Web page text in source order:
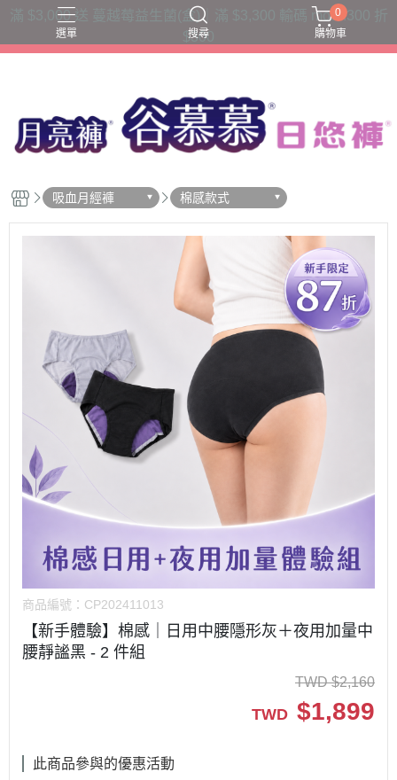
選單 搜尋
三片衛生棉吸收量 六片衛生棉吸收量 夜用款
護墊內褲
0
購物車
吸血月經褲 棉感款式
商品編號： CP202411013
【新手體驗】棉感｜日用中腰隱形灰＋夜用加量中
腰靜謐黑 - 2 件組
TWD $2,160
TWD $1,899
此商品參與的優惠活動
滿 $3,000 送 蔓越莓益生菌(盒)｜滿 $3,300 輸碼 moon300 折
$300